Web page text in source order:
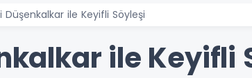
Düşenkalkar ile Keyifli Söyleşi
ile Keyifli